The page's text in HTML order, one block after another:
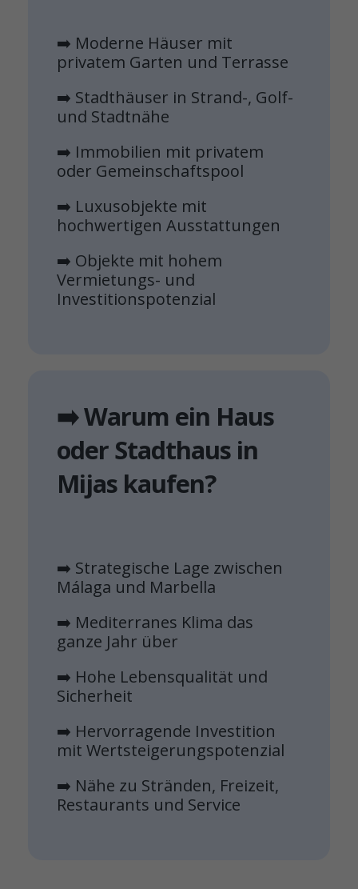
➡️ Moderne Häuser mit
privatem Garten und Terrasse
➡️ Stadthäuser in Strand-, Golf-
und Stadtnähe
➡️ Immobilien mit privatem
oder Gemeinschaftspool
➡️ Luxusobjekte mit
hochwertigen Ausstattungen
➡️ Objekte mit hohem
Vermietungs- und
Investitionspotenzial
➡️ Warum ein Haus
oder Stadthaus in
Mijas kaufen?
➡️ Strategische Lage zwischen
Málaga und Marbella
➡️ Mediterranes Klima das
ganze Jahr über
➡️ Hohe Lebensqualität und
Sicherheit
➡️ Hervorragende Investition
mit Wertsteigerungspotenzial
➡️ Nähe zu Stränden, Freizeit,
Restaurants und Service